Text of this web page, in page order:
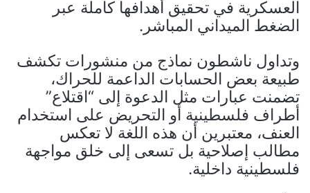
العسكرية في تحقيق أهدافها كاملة عبر
الضغط الميداني المباشر.
وتداول ناشطون نماذج من منشورات تكشف
طبيعة بعض الحسابات الداعمة للحراك،
تضمنت عبارات مثل الدعوة إلى “اقتلاع”
أطراف فلسطينية أو التحريض على استخدام
العنف، معتبرين أن هذه اللغة لا تعكس
مطالب إصلاحية بل تسعى إلى خلق مواجهة
فلسطينية داخلية.